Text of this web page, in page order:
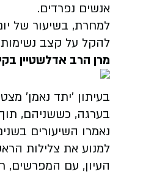
אנשים נפרדים.
למחרת, בשיעור של
להקל על קצב
מרן הרב אדלשטיין
בעיתון 'יתד נאמן'
בערגה, כששניהם, תוך
נאמרו השיעורים
למנוע את צלילות
העיון, עם המפרשים,